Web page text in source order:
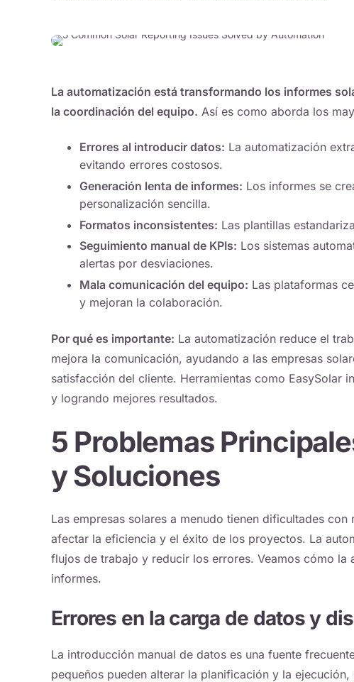
La automatización está transformando los informes
la coordinación del equipo. Así es como aborda los
Errores al introducir datos: La automatización
evitando errores costosos.
Generación lenta de informes: Los informes se
personalización sencilla.
Formatos inconsistentes: Las plantillas
Seguimiento manual de KPIs: Los sistemas
alertas por desviaciones.
Mala comunicación del equipo: Las plataformas
y mejoran la colaboración.
Por qué es importante: La automatización reduce el
mejora la comunicación, ayudando a las empresas
satisfacción del cliente. Herramientas como EasySolar
y logrando mejores resultados.
5 Problemas
y Soluciones
Las empresas solares a menudo tienen dificultades
afectar la eficiencia y el éxito de los proyectos. La
flujos de trabajo y reducir los errores. Veamos cómo
informes.
Errores en la carga de datos y
La introducción manual de datos es una fuente
pequeños pueden alterar la planificación y la